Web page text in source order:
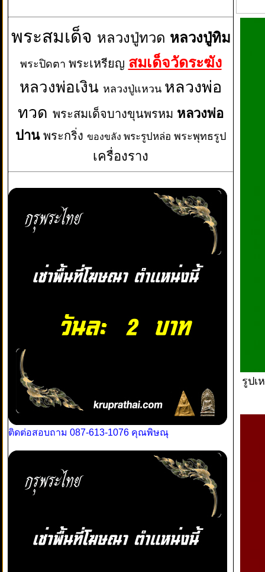
พระสมเด็จ หลวงปู่ทวด หลวงปู่ทิม
พระปิดตา พระเหรียญ สมเด็จวัดระฆัง
หลวงพ่อเงิน หลวงปู่แหวน หลวงพ่อ
ทวด พระสมเด็จบางขุนพรหม หลวงพ่อ
ปาน พระกริ่ง ของขลัง พระรูปหล่อ พระพุทธรูป
เครื่องราง
ติดต่อสอบถาม 087-613-1076 คุณพิษณุ
รูปเ